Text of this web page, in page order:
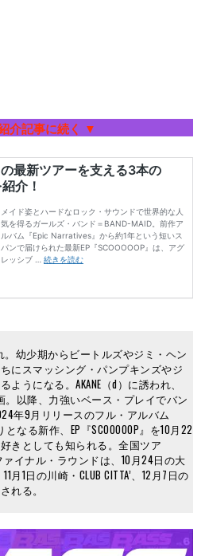
介記事に続く ▼
。幼少期からビートルズやジミ・ヘン
にスマッシング・パンプキンズやジ
うになる。AKANE（d）に誘われ、
。以降、力強いベース・プレイでバン
年9月リリースのフル・アルバム
なる新作、EP『SCOOOOOP』を10月22
きとしても知られる。全国ツア
ァイナル・ラウンドは、10月24日の大
1日の川崎・CLUB CITTA’、12月7日の
れる。